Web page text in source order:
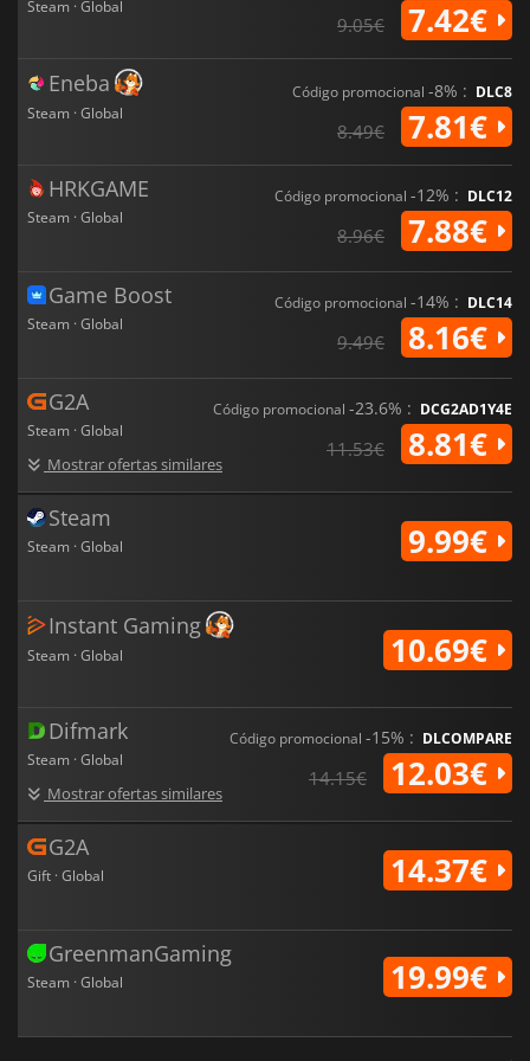
Steam · Global
9.05€ 7.42€
Eneba
Steam · Global
Código promocional -8% : DLC8
8.49€ 7.81€
HRKGAME
Steam · Global
Código promocional -12% : DLC12
8.96€ 7.88€
Game Boost
Steam · Global
Código promocional -14% : DLC14
9.49€ 8.16€
G2A
Steam · Global
Mostrar ofertas similares
Código promocional -23.6% : DCG2AD1Y4E
11.53€ 8.81€
Steam
Steam · Global 9.99€
Instant Gaming
Steam · Global 10.69€
Difmark
Steam · Global
Mostrar ofertas similares
Código promocional -15% : DLCOMPARE
14.15€ 12.03€
G2A
Gift · Global 14.37€
GreenmanGaming
Steam · Global 19.99€